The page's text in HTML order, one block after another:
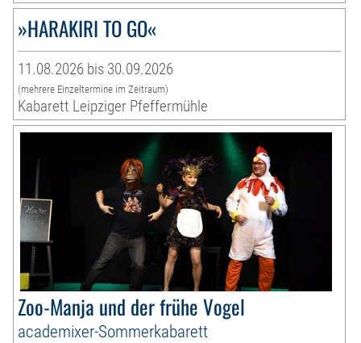
»HARAKIRI TO GO«
11.08.2026 bis 30.09.2026
(mehrere Einzeltermine im Zeitraum)
Kabarett Leipziger Pfeffermühle
Zoo-Manja und der frühe Vogel
academixer-Sommerkabarett